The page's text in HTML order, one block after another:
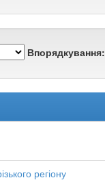
Впорядкування:
регіону